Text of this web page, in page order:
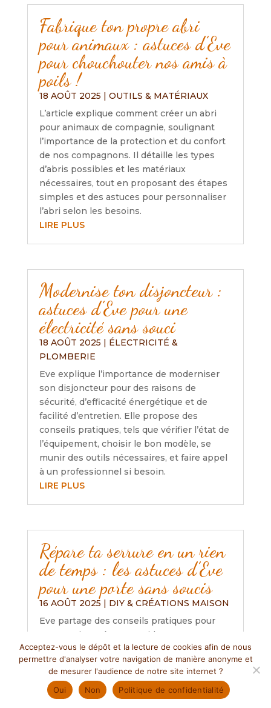
Fabrique ton propre abri
pour animaux : astuces d’Eve
pour chouchouter nos amis à
poils !
18 AOÛT 2025 | OUTILS & MATÉRIAUX
L’article explique comment créer un abri
pour animaux de compagnie, soulignant
l’importance de la protection et du confort
de nos compagnons. Il détaille les types
d’abris possibles et les matériaux
nécessaires, tout en proposant des étapes
simples et des astuces pour personnaliser
l’abri selon les besoins.
LIRE PLUS
Modernise ton disjoncteur :
astuces d’Eve pour une
électricité sans souci
18 AOÛT 2025 | ÉLECTRICITÉ &
PLOMBERIE
Eve explique l’importance de moderniser
son disjoncteur pour des raisons de
sécurité, d’efficacité énergétique et de
facilité d’entretien. Elle propose des
conseils pratiques, tels que vérifier l’état de
l’équipement, choisir le bon modèle, se
munir des outils nécessaires, et faire appel
à un professionnel si besoin.
LIRE PLUS
Répare ta serrure en un rien
de temps : les astuces d’Eve
pour une porte sans soucis
16 AOÛT 2025 | DIY & CRÉATIONS MAISON
Eve partage des conseils pratiques pour
entretenir et réparer rapidement une
serrure, soulignant l’importance de la
lubrification, l’ajustement des portes et le
nettoyage régulier. Elle encourage aussi à
consulter des ressources en ligne pour
Acceptez-vous le dépôt et la lecture de cookies afin de nous
permettre d'analyser votre navigation de manière anonyme et
de mesurer l'audience de notre site internet ?
Oui
Non Politique de confidentialité